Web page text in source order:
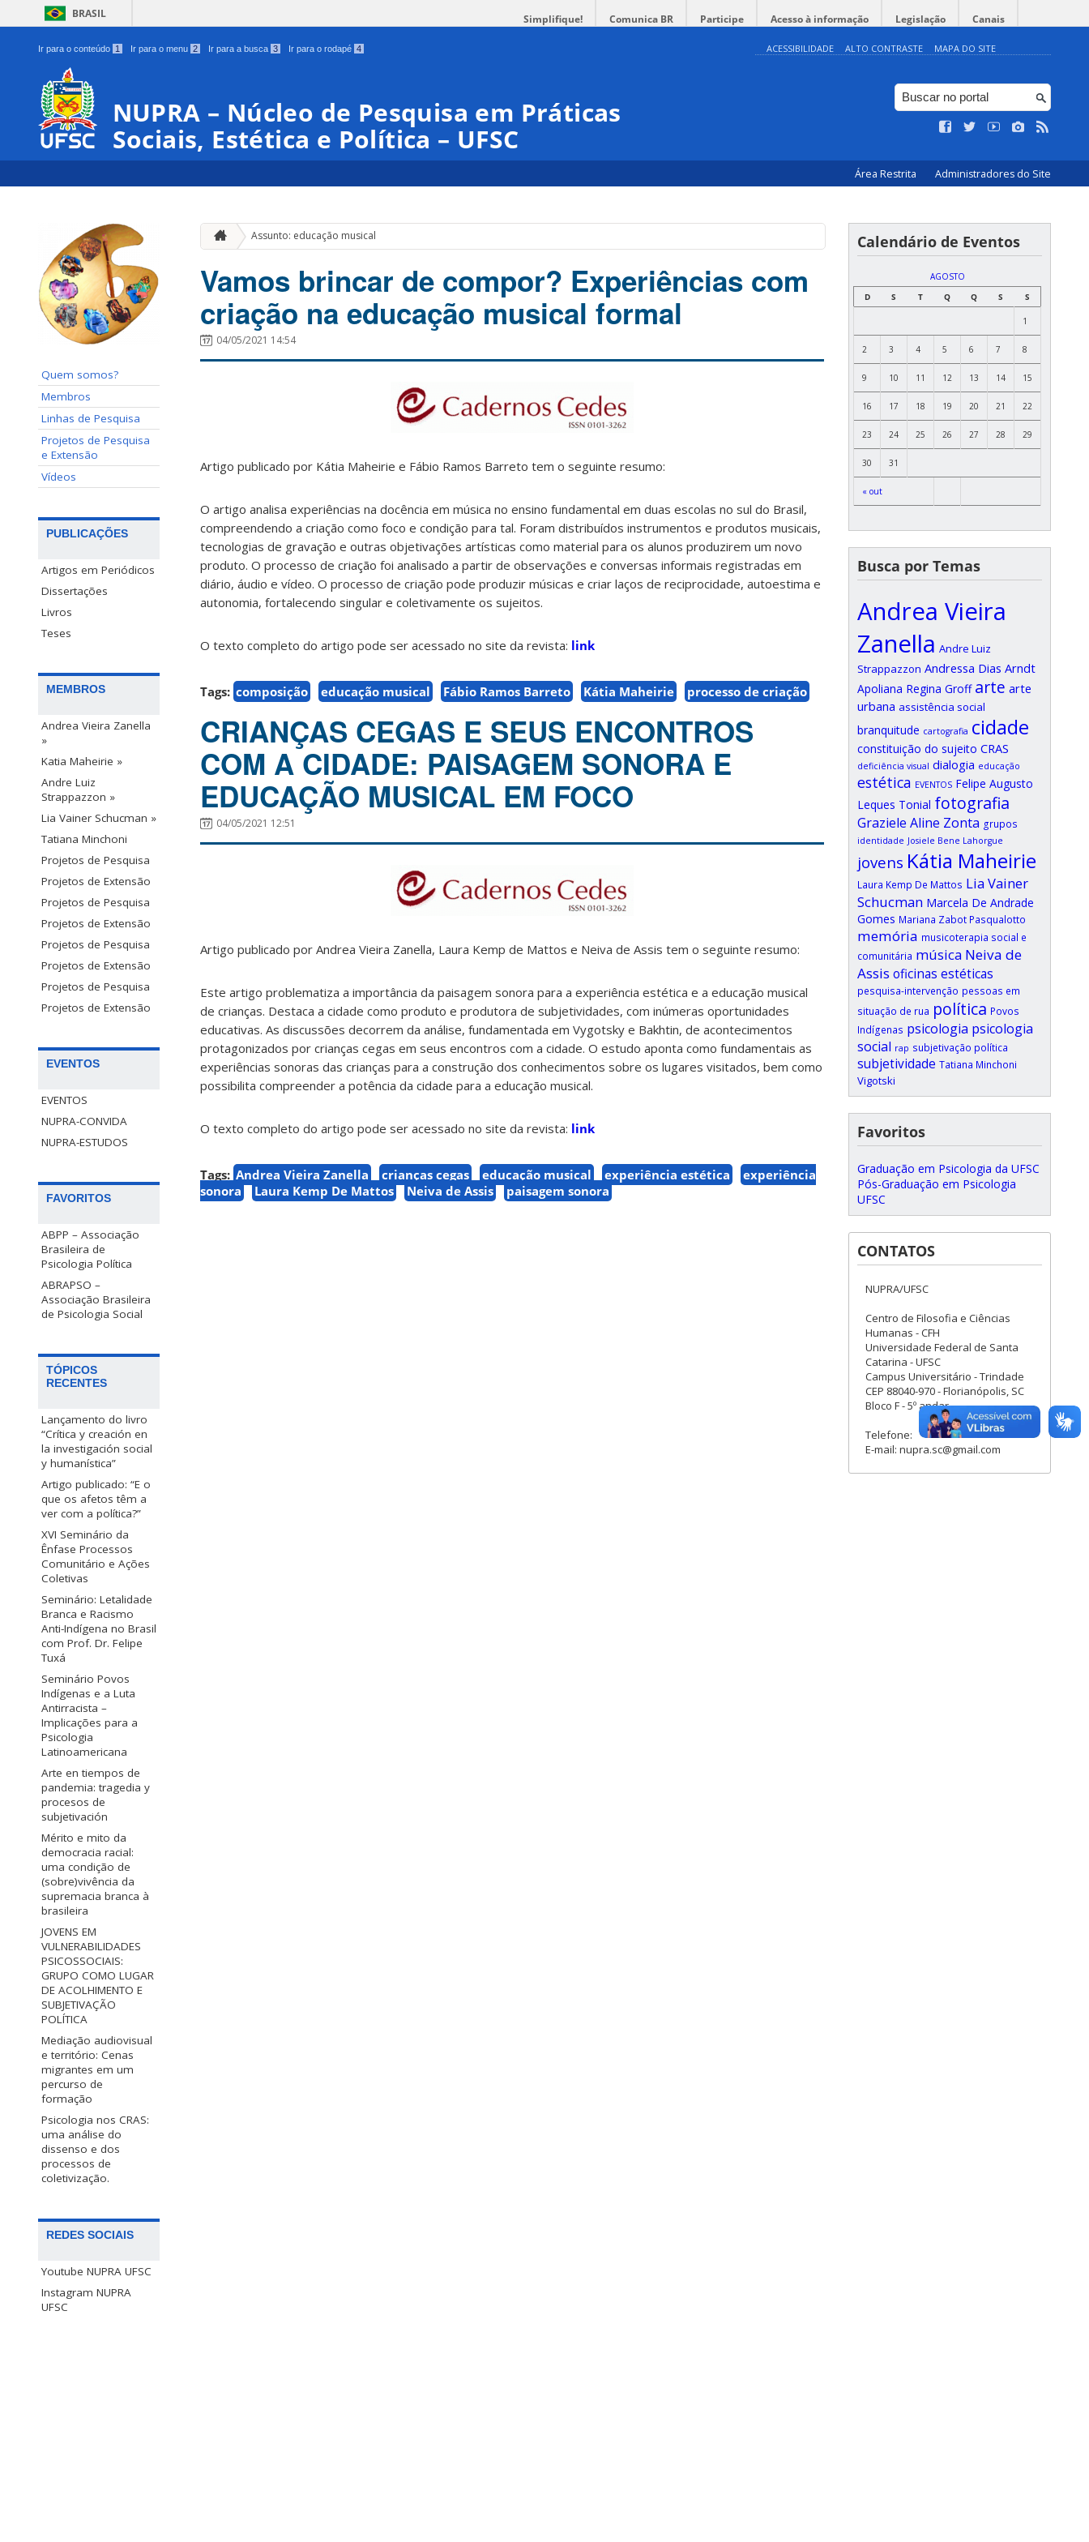
BRASIL Simplifique! Comunica BR Participe Acesso à informação Legislação Canais
Ir para o conteúdo 1 Ir para o menu 2 Ir para a busca 3 Ir para o rodapé 4 ACESSIBILIDADE ALTO CONTRASTE MAPA DO SITE
NUPRA – Núcleo de Pesquisa em Práticas
Sociais, Estética e Política – UFSC
Área Restrita Administradores do Site
Quem somos?
Membros
Linhas de Pesquisa
Projetos de Pesquisa
e Extensão
Vídeos
PUBLICAÇÕES
Artigos em Periódicos
Dissertações
Livros
Teses
MEMBROS
Andrea Vieira Zanella
»
Katia Maheirie »
Andre Luiz
Strappazzon »
Lia Vainer Schucman »
Tatiana Minchoni
Projetos de Pesquisa
Projetos de Extensão
Projetos de Pesquisa
Projetos de Extensão
Projetos de Pesquisa
Projetos de Extensão
Projetos de Pesquisa
Projetos de Extensão
EVENTOS
EVENTOS
NUPRA-CONVIDA
NUPRA-ESTUDOS
FAVORITOS
ABPP – Associação
Brasileira de
Psicologia Política
ABRAPSO –
Associação Brasileira
de Psicologia Social
TÓPICOS
RECENTES
Lançamento do livro
“Crítica y creación en
la investigación social
y humanística”
Artigo publicado: “E o
que os afetos têm a
ver com a política?”
XVI Seminário da
Ênfase Processos
Comunitário e Ações
Coletivas
Seminário: Letalidade
Branca e Racismo
Anti-Indígena no Brasil
com Prof. Dr. Felipe
Tuxá
Seminário Povos
Indígenas e a Luta
Antirracista –
Implicações para a
Psicologia
Latinoamericana
Arte en tiempos de
pandemia: tragedia y
procesos de
subjetivación
Mérito e mito da
democracia racial:
uma condição de
(sobre)vivência da
supremacia branca à
brasileira
JOVENS EM
VULNERABILIDADES
PSICOSSOCIAIS:
GRUPO COMO LUGAR
DE ACOLHIMENTO E
SUBJETIVAÇÃO
POLÍTICA
Mediação audiovisual
e território: Cenas
migrantes em um
percurso de
formação
Psicologia nos CRAS:
uma análise do
dissenso e dos
processos de
coletivização.
REDES SOCIAIS
Youtube NUPRA UFSC
Instagram NUPRA
UFSC
Assunto: educação musical
Vamos brincar de compor? Experiências com
criação na educação musical formal
04/05/2021 14:54
Artigo publicado por Kátia Maheirie e Fábio Ramos Barreto tem o seguinte resumo:
O artigo analisa experiências na docência em música no ensino fundamental em duas escolas no sul do Brasil,
compreendendo a criação como foco e condição para tal. Foram distribuídos instrumentos e produtos musicais,
tecnologias de gravação e outras objetivações artísticas como material para os alunos produzirem um novo
produto. O processo de criação foi analisado a partir de observações e conversas informais registradas em
diário, áudio e vídeo. O processo de criação pode produzir músicas e criar laços de reciprocidade, autoestima e
autonomia, fortalecendo singular e coletivamente os sujeitos.
O texto completo do artigo pode ser acessado no site da revista: link
Tags: composição educação musical Fábio Ramos Barreto Kátia Maheirie processo de criação
CRIANÇAS CEGAS E SEUS ENCONTROS
COM A CIDADE: PAISAGEM SONORA E
EDUCAÇÃO MUSICAL EM FOCO
04/05/2021 12:51
Artigo publicado por Andrea Vieira Zanella, Laura Kemp de Mattos e Neiva de Assis tem o seguinte resumo:
Este artigo problematiza a importância da paisagem sonora para a experiência estética e a educação musical
de crianças. Destaca a cidade como produto e produtora de subjetividades, com inúmeras oportunidades
educativas. As discussões decorrem da análise, fundamentada em Vygotsky e Bakhtin, de acontecimentos
protagonizados por crianças cegas em seus encontros com a cidade. O estudo aponta como fundamentais as
experiências sonoras das crianças para a construção dos conhecimentos sobre os lugares visitados, bem como
possibilita compreender a potência da cidade para a educação musical.
O texto completo do artigo pode ser acessado no site da revista: link
Tags: Andrea Vieira Zanella crianças cegas educação musical experiência estética
experiência
sonora
Laura Kemp De Mattos Neiva de Assis paisagem sonora
Calendário de Eventos
AGOSTO
D
S T Q Q S S
« out
1
2 3 4 5 6 7 8
9 10 11 12 13 14 15
16 17 18 19 20 21 22
23 24 25 26 27 28 29
30 31
Busca por Temas
Andrea Vieira
Zanella Andre Luiz
Strappazzon Andressa Dias Arndt
Apoliana Regina Groff arte arte
urbana assistência social
branquitude cartografia cidade
constituição do sujeito CRAS
deficiência visual dialogia educação
estética EVENTOS Felipe Augusto
Leques Tonial fotografia
Graziele Aline Zonta grupos
identidade Josiele Bene Lahorgue
jovens Kátia Maheirie
Laura Kemp De Mattos Lia Vainer
Schucman Marcela De Andrade
Gomes Mariana Zabot Pasqualotto
memória musicoterapia social e
comunitária música Neiva de
Assis oficinas estéticas
pesquisa-intervenção pessoas em
situação de rua política Povos
Indígenas psicologia psicologia
social rap subjetivação política
subjetividade Tatiana Minchoni
Vigotski
Favoritos
Graduação em Psicologia da UFSC
Pós-Graduação em Psicologia
UFSC
CONTATOS
NUPRA/UFSC
Centro de Filosofia e Ciências
Humanas - CFH
Universidade Federal de Santa
Catarina - UFSC
Campus Universitário - Trindade
CEP 88040-970 - Florianópolis, SC
Bloco F - 5º andar
Telefone:
E-mail: nupra.sc@gmail.com